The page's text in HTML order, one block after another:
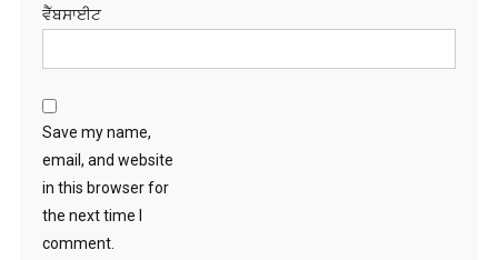
ਵੈੱਬਸਾਈਟ
Save my name,
email, and website
in this browser for
the next time I
comment.